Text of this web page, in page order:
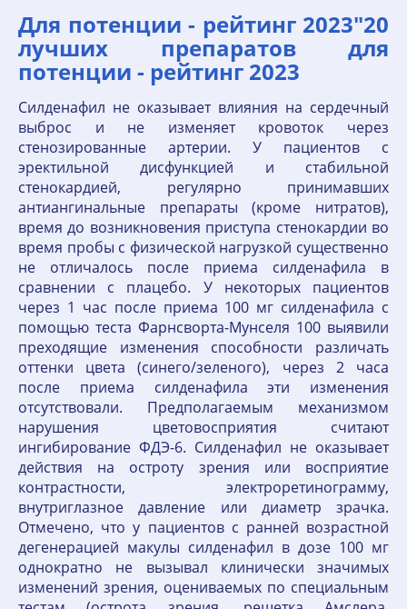
Для потенции - рейтинг 2023"20
лучших препаратов для
потенции - рейтинг 2023
Силденафил не оказывает влияния на сердечный
выброс и не изменяет кровоток через
стенозированные артерии. У пациентов с
эректильной дисфункцией и стабильной
стенокардией, регулярно принимавших
антиангинальные препараты (кроме нитратов),
время до возникновения приступа стенокардии во
время пробы с физической нагрузкой существенно
не отличалось после приема силденафила в
сравнении с плацебо. У некоторых пациентов
через 1 час после приема 100 мг силденафила с
помощью теста Фарнсворта-Мунселя 100 выявили
преходящие изменения способности различать
оттенки цвета (синего/зеленого), через 2 часа
после приема силденафила эти изменения
отсутствовали. Предполагаемым механизмом
нарушения цветовосприятия считают
ингибирование ФДЭ-6. Силденафил не оказывает
действия на остроту зрения или восприятие
контрастности, электроретинограмму,
внутриглазное давление или диаметр зрачка.
Отмечено, что у пациентов с ранней возрастной
дегенерацией макулы силденафил в дозе 100 мг
однократно не вызывал клинически значимых
изменений зрения, оцениваемых по специальным